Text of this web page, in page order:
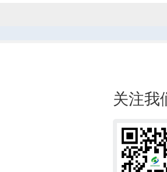
关注我